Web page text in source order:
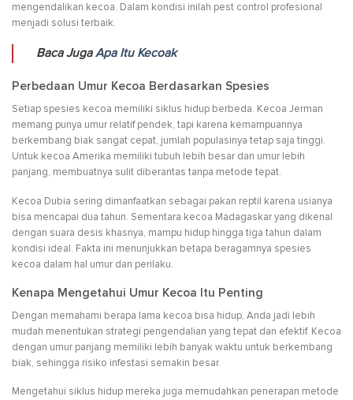
mengendalikan kecoa. Dalam kondisi inilah pest control profesional
menjadi solusi terbaik.
Baca JugaApa Itu Kecoak
Perbedaan Umur Kecoa Berdasarkan Spesies
Setiap spesies kecoa memiliki siklus hidup berbeda. Kecoa Jerman
memang punya umur relatif pendek, tapi karena kemampuannya
berkembang biak sangat cepat, jumlah populasinya tetap saja tinggi.
Untuk kecoa Amerika memiliki tubuh lebih besar dan umur lebih
panjang, membuatnya sulit diberantas tanpa metode tepat.
Kecoa Dubia sering dimanfaatkan sebagai pakan reptil karena usianya
bisa mencapai dua tahun. Sementara kecoa Madagaskar yang dikenal
dengan suara desis khasnya, mampu hidup hingga tiga tahun dalam
kondisi ideal. Fakta ini menunjukkan betapa beragamnya spesies
kecoa dalam hal umur dan perilaku.
Kenapa Mengetahui Umur Kecoa Itu Penting
Dengan memahami berapa lama kecoa bisa hidup, Anda jadi lebih
mudah menentukan strategi pengendalian yang tepat dan efektif. Kecoa
dengan umur panjang memiliki lebih banyak waktu untuk berkembang
biak, sehingga risiko infestasi semakin besar.
Mengetahui siklus hidup mereka juga memudahkan penerapan metode